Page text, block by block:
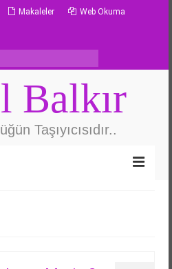
Makaleler Web Okuma
Balkır
Taşıyıcısıdır..